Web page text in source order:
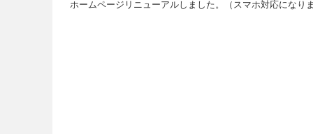
ホームページリニューアルしました。（スマホ対応になりま